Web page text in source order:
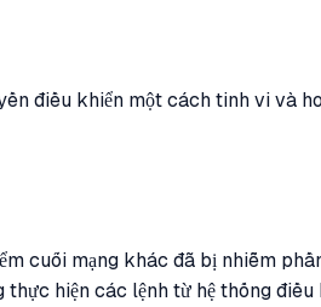
điều khiển một cách tinh vi và
cuối mạng khác đã bị nhiễm
hiện các lệnh từ hệ thống